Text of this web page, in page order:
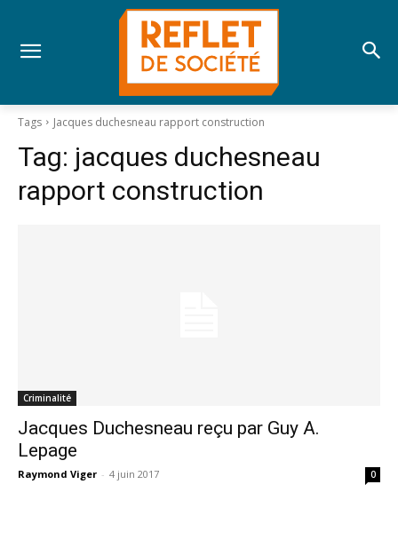
Tags Jacques duchesneau rapport construction
Tag: jacques duchesneau
rapport construction
Criminalité
Jacques Duchesneau reçu par Guy A.
Lepage
Raymond Viger - 4 juin 2017 0